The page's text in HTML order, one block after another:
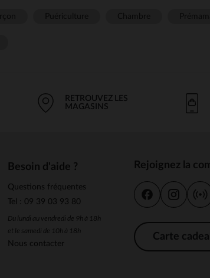
RETROUVEZ LES
MAGASINS
Besoin d'aide ?
Questions fréquentes
Tel : 09 39 03 93 80
Du lundi au vendredi de 9h à 18h
et le samedi de 10h à 18h
Nous contacter
Rejoignez la
Carte